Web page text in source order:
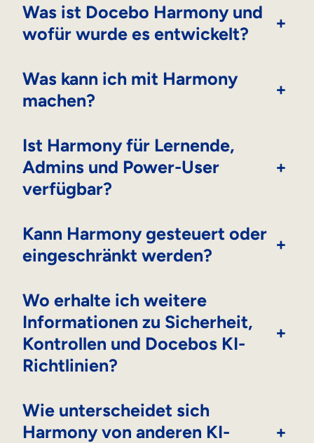
Was ist Docebo Harmony und
wofür wurde es entwickelt?
+
Was kann ich mit Harmony
machen?
+
Ist Harmony für Lernende,
Admins und Power-User
verfügbar?
+
Kann Harmony gesteuert oder
eingeschränkt werden?
+
Wo erhalte ich weitere
Informationen zu Sicherheit,
Kontrollen und Docebos KI-
Richtlinien?
+
Wie unterscheidet sich
Harmony von anderen KI-
+